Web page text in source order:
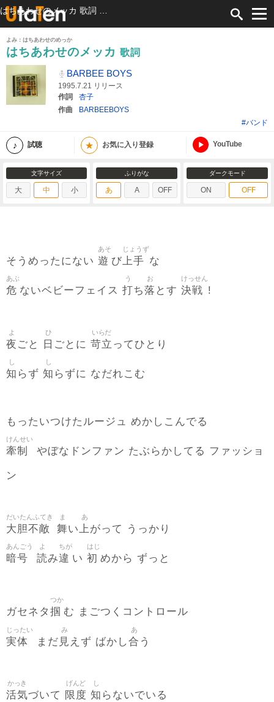
よみ：はちあわせのめっか
はちあわせのメッカ 歌詞
BARBEE BOYS
1995.7.21 リリース
作詞
杏子
作曲
BARBEEBOYS
#バンド
試聴 ★ お気に入り登録 YouTube
文字サイズ
大 中 小
ふりがな
あ A OFF
ダークモード
ON OFF
そうめったにない 遊
あそ
び上手
じょうず
な
危
あぶ
ないベビーフェイス 打
う
ち落
お
とす 決戦
けっせん
!
夜
よ
ごと 日
ひ
ごとに 苛立
いらだ
ってひとり
知
し
らず 知
し
らずに なだれこむ
もったいつけたルージュ めかしこんでる
牽制
けんせい
やぼなドンファン たぶらかしてる ファッショ
ン
大胆不敵
だいたんふてき
舞
ま
い 上
あ
がって うっかり
暗号
あんごう
読
よ
み違
ちが
い 初
はじ
めから ずっと
ガセネタ 掴
つか
む まごつくコントロール
実体
じったい
まだ 見
み
えず ばかし合
あ
う
活気
かっき
づいて 限度
げんど
知
し
らないでいる